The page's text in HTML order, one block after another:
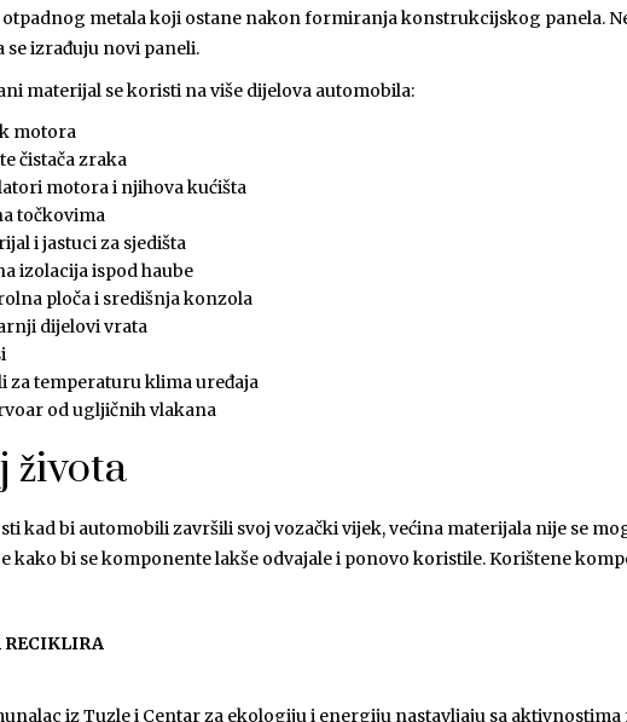
metala koji ostane nakon formiranja konstrukcijskog panela.
se izrađuju novi paneli.
materijal se koristi na više dijelova automobila:
motora
čistača zraka
motora i njihova kućišta
točkovima
i jastuci za sjedišta
izolacija ispod haube
ploča i središnja konzola
dijelovi vrata
za temperaturu klima uređaja
od ugljičnih vlakana
života
kad bi automobili završili svoj vozački vijek, većina materijala nije se
kako bi se komponente lakše odvajale i ponovo koristile. Korištene
RECIKLIRA
iz Tuzle i Centar za ekologiju i energiju nastavljaju sa